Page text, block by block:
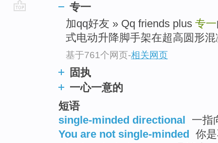
专一
加qq好友 » Qq friends plus 专一
式电动升降脚手架在超高圆形
基于761个网页-相关网页
固执
一心一意的
短语
single-minded directional
一指
You are not single-minded
你